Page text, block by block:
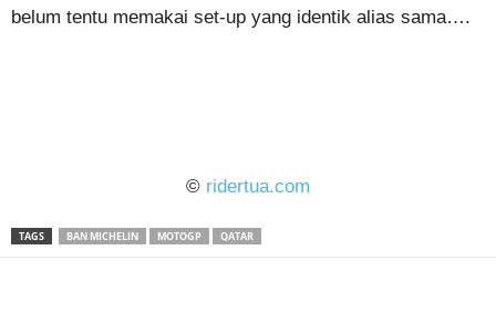
belum tentu memakai set-up yang identik alias sama….
© ridertua.com
TAGS BAN MICHELIN MOTOGP QATAR